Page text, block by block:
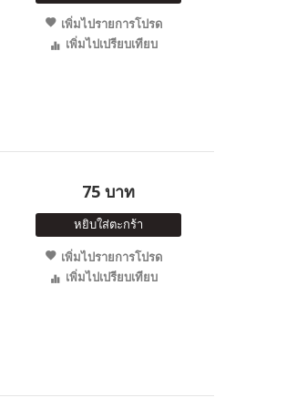
เพิ่มไปรายการโปรด
เพิ่มไปเปรียบเทียบ
75 บาท
หยิบใส่ตะกร้า
เพิ่มไปรายการโปรด
เพิ่มไปเปรียบเทียบ